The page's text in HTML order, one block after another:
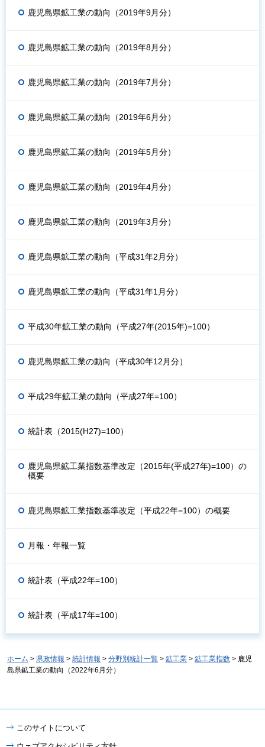
鹿児島県鉱工業の動向（2019年9月分）
鹿児島県鉱工業の動向（2019年8月分）
鹿児島県鉱工業の動向（2019年7月分）
鹿児島県鉱工業の動向（2019年6月分）
鹿児島県鉱工業の動向（2019年5月分）
鹿児島県鉱工業の動向（2019年4月分）
鹿児島県鉱工業の動向（2019年3月分）
鹿児島県鉱工業の動向（平成31年2月分）
鹿児島県鉱工業の動向（平成31年1月分）
平成30年鉱工業の動向（平成27年(2015年)=100）
鹿児島県鉱工業の動向（平成30年12月分）
平成29年鉱工業の動向（平成27年=100）
統計表（2015(H27)=100）
鹿児島県鉱工業指数基準改定（2015年(平成27年)=100）の
概要
鹿児島県鉱工業指数基準改定（平成22年=100）の概要
月報・年報一覧
統計表（平成22年=100）
統計表（平成17年=100）
ホーム > 県政情報 > 統計情報 > 分野別統計一覧 > 鉱工業 > 鉱工業指数 > 鹿児
島県鉱工業の動向（2022年6月分）
このサイトについて